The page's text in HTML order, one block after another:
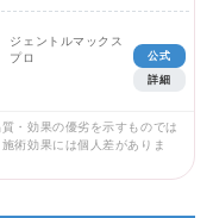
ジェントルマックス
プロ
公式
詳細
・効果の優劣を示すものでは
術効果には個人差がありま